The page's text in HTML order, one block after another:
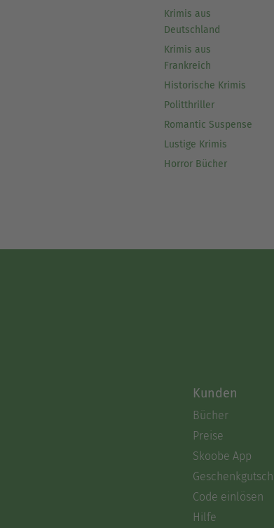
Krimis aus
Deutschland
Krimis aus
Frankreich
Historische Krimis
Politthriller
Romantic Suspense
Lustige Krimis
Horror Bücher
Kunden
Bücher
Preise
Skoobe App
Code einlösen
Hilfe